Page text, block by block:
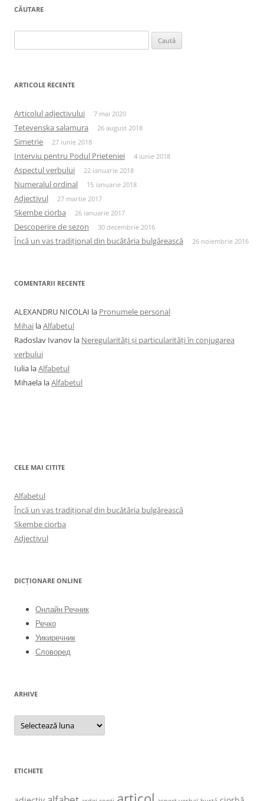
CĂUTARE
după:
ARTICOLE RECENTE
Articolul adjectivului 7 mai 2020
Tetevenska salamura 26 august 2018
Simetrie 27 iunie 2018
Interviu pentru Podul Prieteniei 4 iunie 2018
Aspectul verbului 22 ianuarie 2018
Numeralul ordinal 15 ianuarie 2018
Adjectivul 27 martie 2017
Șkembe ciorba 26 ianuarie 2017
Descoperire de sezon 30 decembrie 2016
Încă un vas tradițional din bucătăria bulgărească 26 noiembrie 2016
COMENTARII RECENTE
ALEXANDRU NICOLAI la Pronumele personal
Mihai laAlfabetul
Radoslav Ivanov la Neregularități și particularități în conjugarea
verbului
Iulia laAlfabetul
Mihaela laAlfabetul
CELE MAI CITITE
Alfabetul
Încă un vas tradițional din bucătăria bulgărească
Șkembe ciorba
Adjectivul
DICȚIONARE ONLINE
Онлайн Речник
Речко
Уикиречник
Словоред
ARHIVE
Arhive
ETICHETE